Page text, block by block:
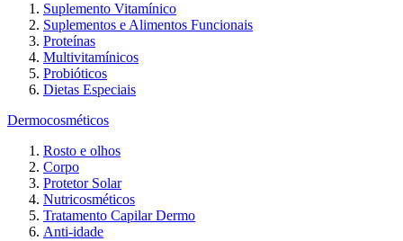
Suplemento Vitamínico
Suplementos e Alimentos Funcionais
Proteínas
Multivitamínicos
Probióticos
Dietas Especiais
Dermocosméticos
Rosto e olhos
Corpo
Protetor Solar
Nutricosméticos
Tratamento Capilar Dermo
Anti-idade